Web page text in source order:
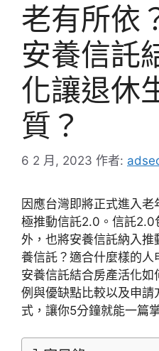
老有所依
安養信託
化讓退休
質？
6 2 月, 2023 作者:
因應台灣即將正式進入
極推動信託2.0。信託2.0
外，也將安養信託納入
養信託？適合什麼樣的人
安養信託結合房產活化
例與優缺點比較以及申請
式，讓你5分鐘就能一篇